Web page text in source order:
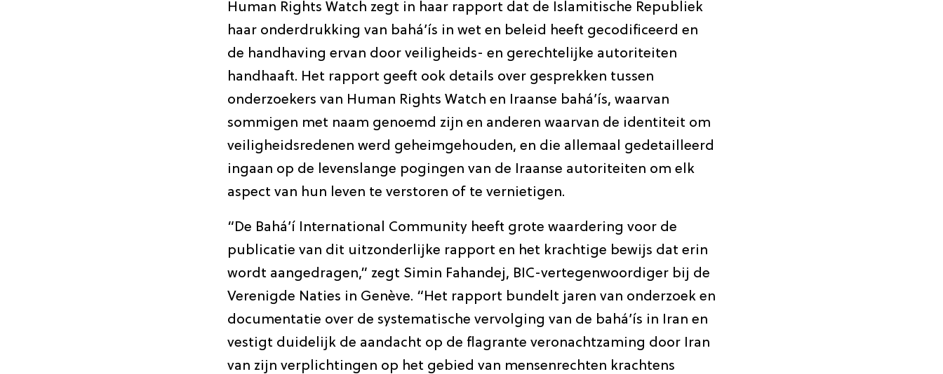
Human Rights Watch zegt in haar rapport dat de Islamitische Republiek
haar onderdrukking van bahá’ís in wet en beleid heeft gecodificeerd en
de handhaving ervan door veiligheids- en gerechtelijke autoriteiten
handhaaft. Het rapport geeft ook details over gesprekken tussen
onderzoekers van Human Rights Watch en Iraanse bahá’ís, waarvan
sommigen met naam genoemd zijn en anderen waarvan de identiteit om
veiligheidsredenen werd geheimgehouden, en die allemaal gedetailleerd
ingaan op de levenslange pogingen van de Iraanse autoriteiten om elk
aspect van hun leven te verstoren of te vernietigen.
“De Bahá’í International Community heeft grote waardering voor de
publicatie van dit uitzonderlijke rapport en het krachtige bewijs dat erin
wordt aangedragen,” zegt Simin Fahandej, BIC-vertegenwoordiger bij de
Verenigde Naties in Genève. “Het rapport bundelt jaren van onderzoek en
documentatie over de systematische vervolging van de bahá’ís in Iran en
vestigt duidelijk de aandacht op de flagrante veronachtzaming door Iran
van zijn verplichtingen op het gebied van mensenrechten krachtens